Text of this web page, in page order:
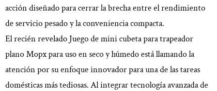
2
Gestión
inteligente
del
agua
para
acción diseñado para cerrar la brecha entre el rendimiento
de servicio pesado y la conveniencia compacta.
El recién revelado Juego de mini cubeta para trapeador
plano Mopx para uso en seco y húmedoestá llamando la
atención por su enfoque innovador para una de las tareas
domésticas más tediosas. Al integrar tecnología avanzada de